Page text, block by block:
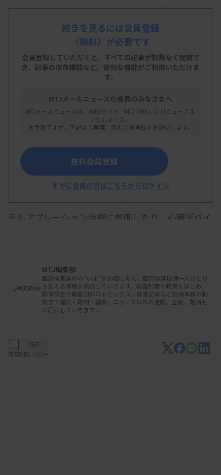
リグラフ検査（PSG）による閉塞性睡眠時無呼吸症
（OSA）の地域医療連携を行っている。クリニック
などで行った簡易検査を基に同病院が直接、PSGを
行い、結果レポートの返却やCPAP（経鼻的持続陽
圧呼吸）療法の装置設定のアドバイスを行う。開始
から9年が経過し、地域に根付いたOSAの医療連携
体制で臨床検査技師が存在感を発揮している。
チーム医療に広く参画
太田西ノ内病院の生理検査科には臨床検査技師37人
が所属し、循環生理や呼吸生理、神経生理など100
に近い生理検査項目を行う。特徴の1つは、カテー
テルアブレーション治療に参画したり、心臓デバイ
所属する生理検査室が構築され、チーム医療に幅広
く参画する現在の体制ができたという。
広汎な検査体制を引き継いだ黒﨑幸子技師長は、
楽しく仕事ができ、かつやりがいを感じる検査室に
したい」と語る。さまざまな研修会に積極的に参加
続きを見るには会員登録
（無料）が必要です
会員登録していただくと、すべての記事が制限なく閲覧で
き、 記事の保存機能など、便利な機能がご利用いただけま
す。
MTJメールニュースの会員のみなさまへ
MTJメールニュースは、WEBサイト「MTJ ONE」にリニューアル
いたしました。
お手数ですが、下記より再度、新規会員登録をお願いします。
無料会員登録
すでに会員の方はこちらからログイン
MTJ編集部
臨床検査業界の“いま”を的確に捉え、臨床検査技師一人ひとり
を支える情報を発信していきます。検査制度や政策をはじめ、
関係学会や職能団体のトピックス、装置試薬など技術革新の動
向まで幅広く取材・編集。ニュース以外の連載、企画、動画も
お届けしていきます。
保存URLコピー